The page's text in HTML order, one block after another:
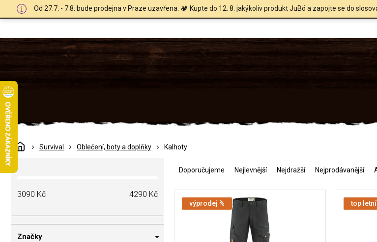
Od 27.7. - 7.8. bude prodejna v Praze uzavřena. 🏕️ Kupte do 12. 8. jakýkoliv produkt JuBö a zapojte se do
DomůSurvival Oblečení, boty a doplňky Kalhoty
P
o
a
n
3090 Kč 4290 Kč
Značky
e
Doporučujeme Nejlevnější Nejdražší Nejprodávanější
výprodej % top